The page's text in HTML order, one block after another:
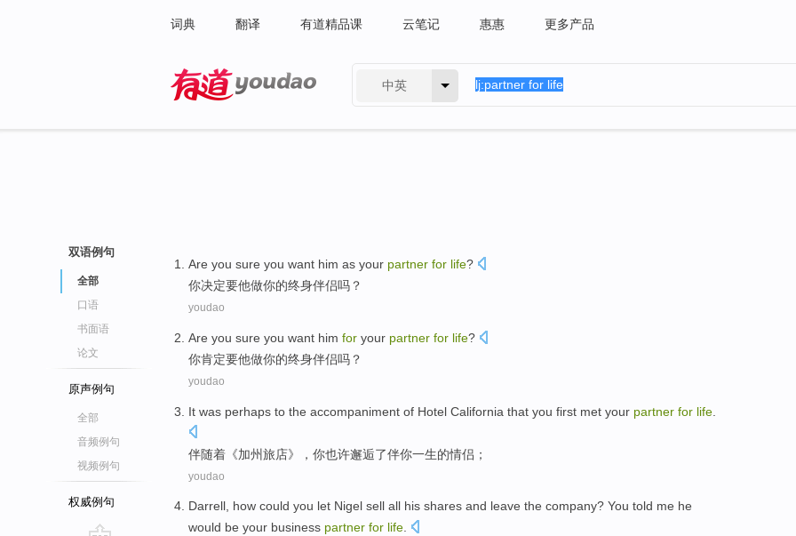
词典 翻译 有道精品课 云笔记 惠惠 更多产品
中英
双语例句
全部
口语
书面语
论文
原声例句
全部
音频例句
视频例句
权威例句
Are you sure you want him as your partner for life?
你决定要他做你的终身伴侣吗？
youdao
Are you sure you want him for your partner for life?
你肯定要他做你的终身伴侣吗？
youdao
It was perhaps to the accompaniment of Hotel California that you first met your partner for life
伴随着《加州旅店》， 你也许邂逅了伴你一生的情侣；
youdao
Darrell, how could you let Nigel sell all his shares and leave the company? You told me he
would be your business partner for life.